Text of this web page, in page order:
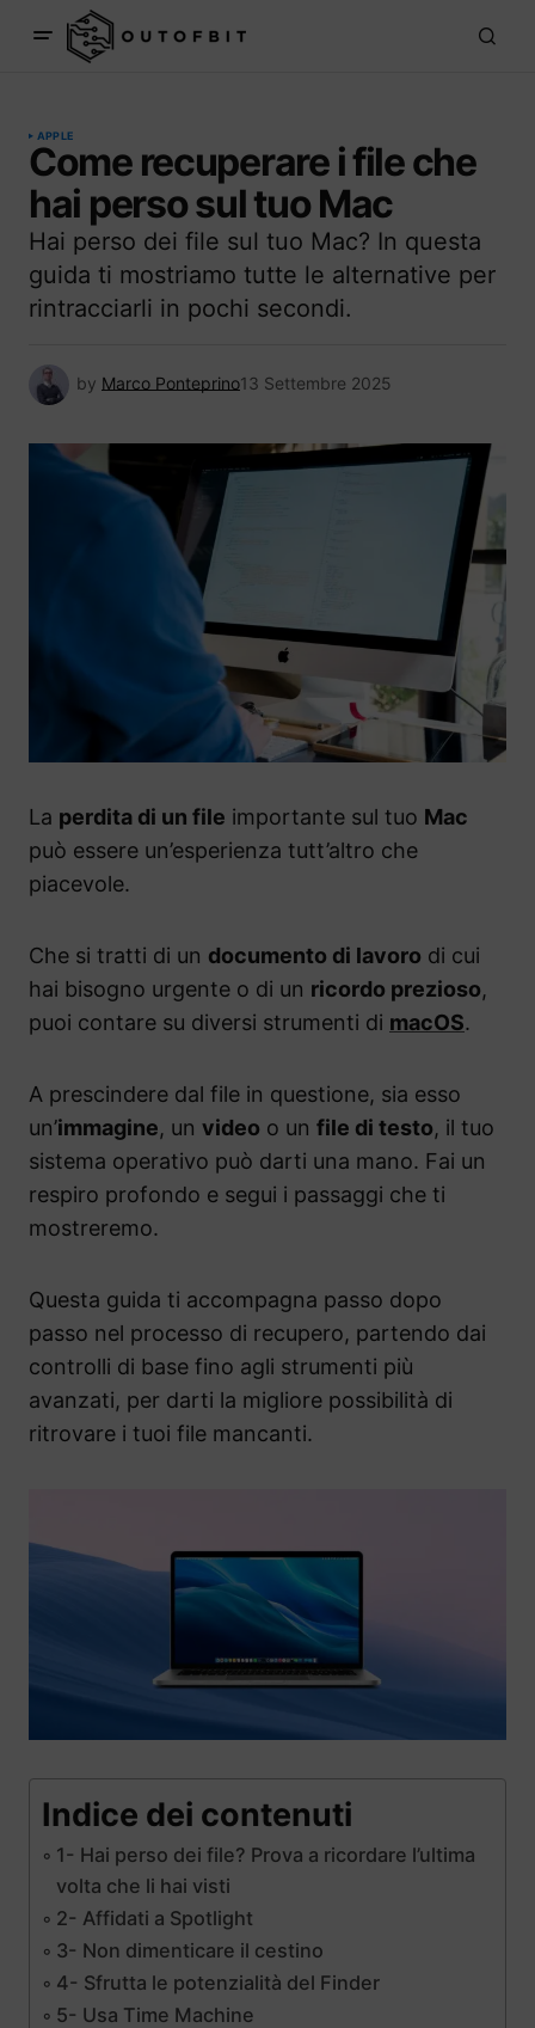
APPLE
Come recuperare i file che
hai perso sul tuo Mac
Hai perso dei file sul tuo Mac? In questa
guida ti mostriamo tutte le alternative per
rintracciarli in pochi secondi.
by Marco Ponteprino13 Settembre 2025
La perdita di un file importante sul tuo Mac
può essere un’esperienza tutt’altro che
piacevole.
Che si tratti di un documento di lavoro di cui
hai bisogno urgente o di un ricordo prezioso,
puoi contare su diversi strumenti di macOS.
A prescindere dal file in questione, sia esso
un’immagine, un video o un file di testo, il tuo
sistema operativo può darti una mano. Fai un
respiro profondo e segui i passaggi che ti
mostreremo.
Questa guida ti accompagna passo dopo
passo nel processo di recupero, partendo dai
controlli di base fino agli strumenti più
avanzati, per darti la migliore possibilità di
ritrovare i tuoi file mancanti.
Indice dei contenuti
1- Hai perso dei file? Prova a ricordare l’ultima
volta che li hai visti
2- Affidati a Spotlight
3- Non dimenticare il cestino
4- Sfrutta le potenzialità del Finder
5- Usa Time Machine